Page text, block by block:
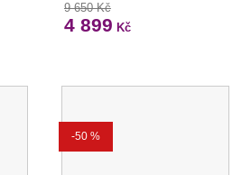
9 650 Kč
4 899 Kč
-50 %